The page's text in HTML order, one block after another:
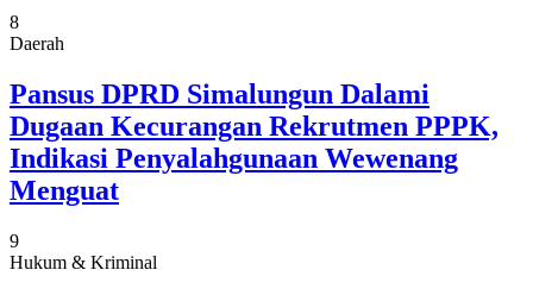
8
Daerah
Pansus DPRD Simalungun Dalami
Dugaan Kecurangan Rekrutmen PPPK,
Indikasi Penyalahgunaan Wewenang
Menguat
9
Hukum & Kriminal